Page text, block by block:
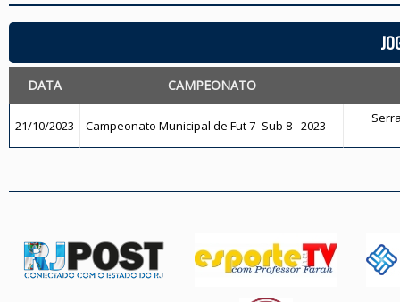
DATA CAMPEONATO
21/10/2023 Campeonato Municipal de Fut 7- Sub 8 - 2023